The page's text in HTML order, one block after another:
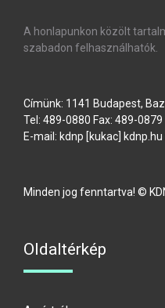
A honlapunkon közölt
szabadon felhasználhatók.
Címünk: 1141 Budapest,
Tel: 489-0880 Fax: 489-0879
E-mail: kdnp [kukac] kdnp.hu
Minden jog fenntartva! ©
Oldaltérkép